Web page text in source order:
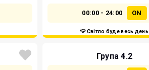
00:00 - 24:00 ON
💡 Світло буде весь день
Група 4.2